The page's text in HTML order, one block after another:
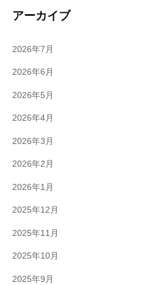
アーカイブ
2026年7月
2026年6月
2026年5月
2026年4月
2026年3月
2026年2月
2026年1月
2025年12月
2025年11月
2025年10月
2025年9月